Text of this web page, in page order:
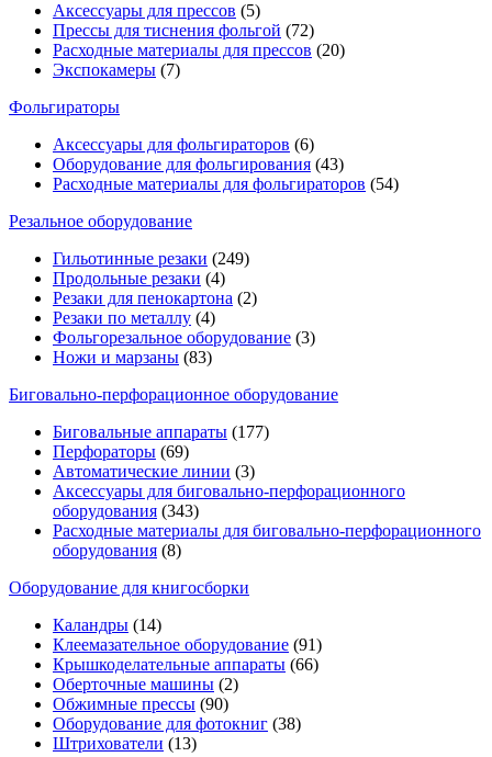
Аксессуары для прессов (5)
Прессы для тиснения фольгой (72)
Расходные материалы для прессов (20)
Экспокамеры (7)
Фольгираторы
Аксессуары для фольгираторов (6)
Оборудование для фольгирования (43)
Расходные материалы для фольгираторов (54)
Резальное оборудование
Гильотинные резаки (249)
Продольные резаки (4)
Резаки для пенокартона (2)
Резаки по металлу (4)
Фольгорезальное оборудование (3)
Ножи и марзаны (83)
Биговально-перфорационное оборудование
Биговальные аппараты (177)
Перфораторы (69)
Автоматические линии (3)
Аксессуары для биговально-перфорационного
оборудования (343)
Расходные материалы для биговально-перфорационного
оборудования (8)
Оборудование для книгосборки
Каландры (14)
Клеемазательное оборудование (91)
Крышкоделательные аппараты (66)
Оберточные машины (2)
Обжимные прессы (90)
Оборудование для фотокниг (38)
Штрихователи (13)